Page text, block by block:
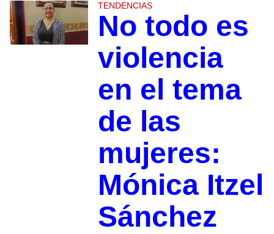
TENDENCIAS
No todo es
violencia
en el tema
de las
mujeres:
Mónica Itzel
Sánchez